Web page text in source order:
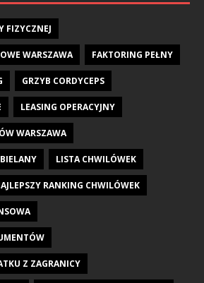
FIZYCZNEJ
WARSZAWA FAKTORING PEŁNY
GRZYB CORDYCEPS
LEASING OPERACYJNY
WARSZAWA
LISTA CHWILÓWEK
RANKING CHWILÓWEK
Z ZAGRANICY